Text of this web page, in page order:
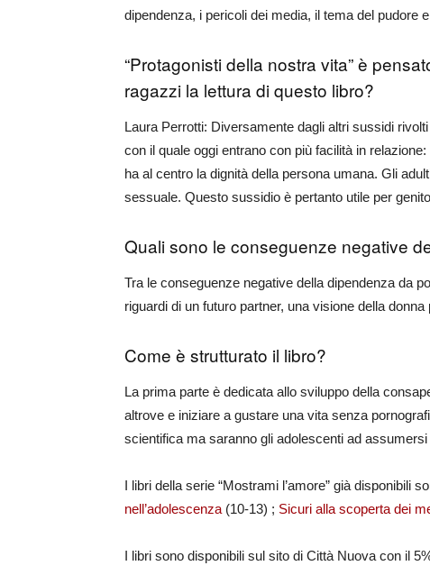
dipendenza, i pericoli dei media, il tema del pudore
“Protagonisti della nostra vita” è
ragazzi la lettura di questo libro?
Laura Perrotti: Diversamente dagli altri sussidi
con il quale oggi entrano con più facilità in
ha al centro la dignità della persona umana. Gli
sessuale. Questo sussidio è pertanto utile per
Quali sono le conseguenze negative
Tra le conseguenze negative della dipendenza da
riguardi di un futuro partner, una visione della
Come è strutturato il libro?
La prima parte è dedicata allo sviluppo della
altrove e iniziare a gustare una vita senza
scientifica ma saranno gli adolescenti ad
I libri della serie “Mostrami l’amore” già disponibili
nell’adolescenza (10-13) ; Sicuri alla scoperta dei
I libri sono disponibili sul sito di Città Nuova con il